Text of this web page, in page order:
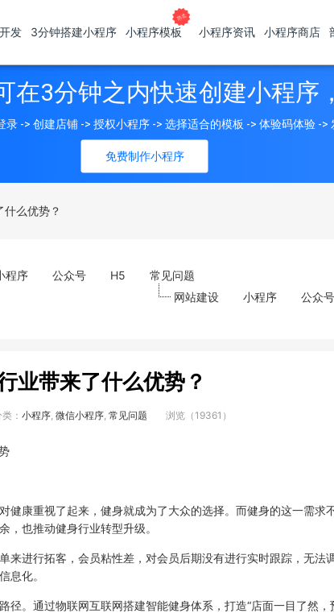
发 3分钟搭建小程序 小程序模板 小程序资讯 小程序商店
在3分钟之内快速创建小程序
免费制作小程序
录 -> 创建店铺 -> 授权小程序 -> 选择适合的模板 -> 体验码体验 ->
么优势？
程序 公众号 H5
常见问题
网站建设
小程序 公众号
业带来了什么优势？
： 小程序 微信小程序 常见问题 浏览（19361）
健康重视了起来，健身就成为了大众的选择。而健身的这一需求
，也推动健身行业转型升级。
进行拓客，会员粘性差，对会员后期没有进行实时跟踪，无法
息化。
径。通过物联网互联网搭建智能健身体系，打造“店面一目了然，